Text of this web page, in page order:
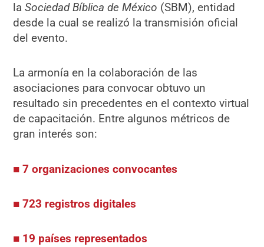
laSociedad Bíblica de México (SBM), entidad
desde la cual se realizó la transmisión oficial
del evento.
La armonía en la colaboración de las
asociaciones para convocar obtuvo un
resultado sin precedentes en el contexto virtual
de capacitación. Entre algunos métricos de
gran interés son:
■ 7 organizaciones convocantes
■ 723 registros digitales
■ 19 países representados